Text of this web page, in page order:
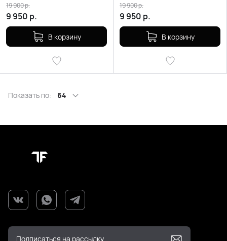
9 950 р.
19 900р.
В корзину
9 950 р.
19 900р.
В корзину
Показать по: 64